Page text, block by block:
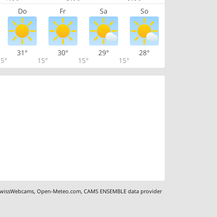
Do Fr Sa So
31°
15°
30°
15°
29°
15°
28°
,Open-Meteo.com,CAMS ENSEMBLE data provider